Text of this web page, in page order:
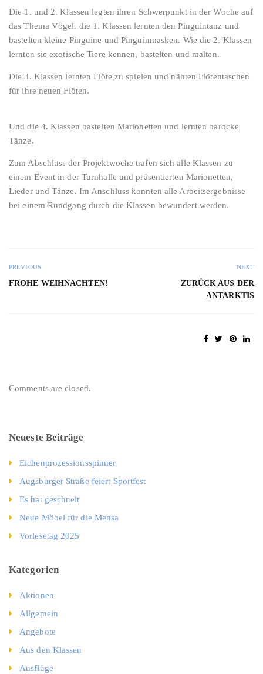
Die 1. und 2. Klassen legten ihren Schwerpunkt in der Woche auf
das Thema Vögel. die 1. Klassen lernten den Pinguintanz und
bastelten kleine Pinguine und Pinguinmasken. Wie die 2. Klassen
lernten sie exotische Tiere kennen, bastelten und malten.
Die 3. Klassen lernten Flöte zu spielen und nähten Flötentaschen
für ihre neuen Flöten.
Und die 4. Klassen bastelten Marionetten und lernten barocke
Tänze.
Zum Abschluss der Projektwoche trafen sich alle Klassen zu
einem Event in der Turnhalle und präsentierten Marionetten,
Lieder und Tänze. Im Anschluss konnten alle Arbeitsergebnisse
bei einem Rundgang durch die Klassen bewundert werden.
PREVIOUS
FROHE WEIHNACHTEN!
NEXT
ZURÜCK AUS DER
ANTARKTIS
Comments are closed.
Neueste Beiträge
Eichenprozessionsspinner
Augsburger Straße feiert Sportfest
Es hat geschneit
Neue Möbel für die Mensa
Vorlesetag 2025
Kategorien
Aktionen
Allgemein
Angebote
Aus den Klassen
Ausflüge